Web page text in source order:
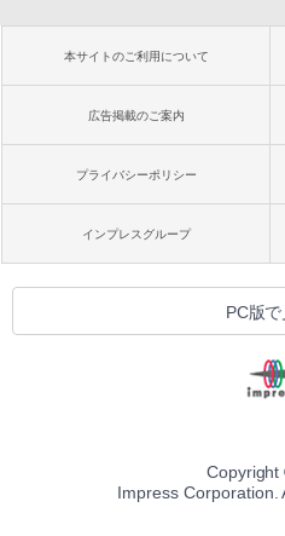
本サイトのご利用について
広告掲載のご案内
プライバシーポリシー
インプレスグループ
PC版で
Copyright
Impress Corporation.